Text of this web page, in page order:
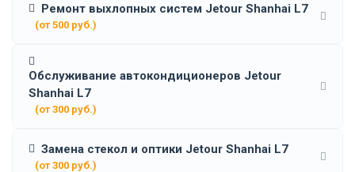
Ремонт выхлопных систем Jetour Shanhai L7
(от 500 руб.)
Обслуживание автокондиционеров Jetour
Shanhai L7
(от 300 руб.)
Замена стекол и оптики Jetour Shanhai L7
(от 300 руб.)